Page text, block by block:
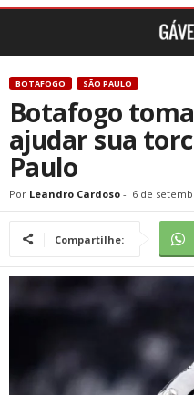
BOTAFOGO SÃO PAULO
Botafogo
ajudar sua
Paulo
Por Leandro Cardoso - 6 de
Compartilhe: